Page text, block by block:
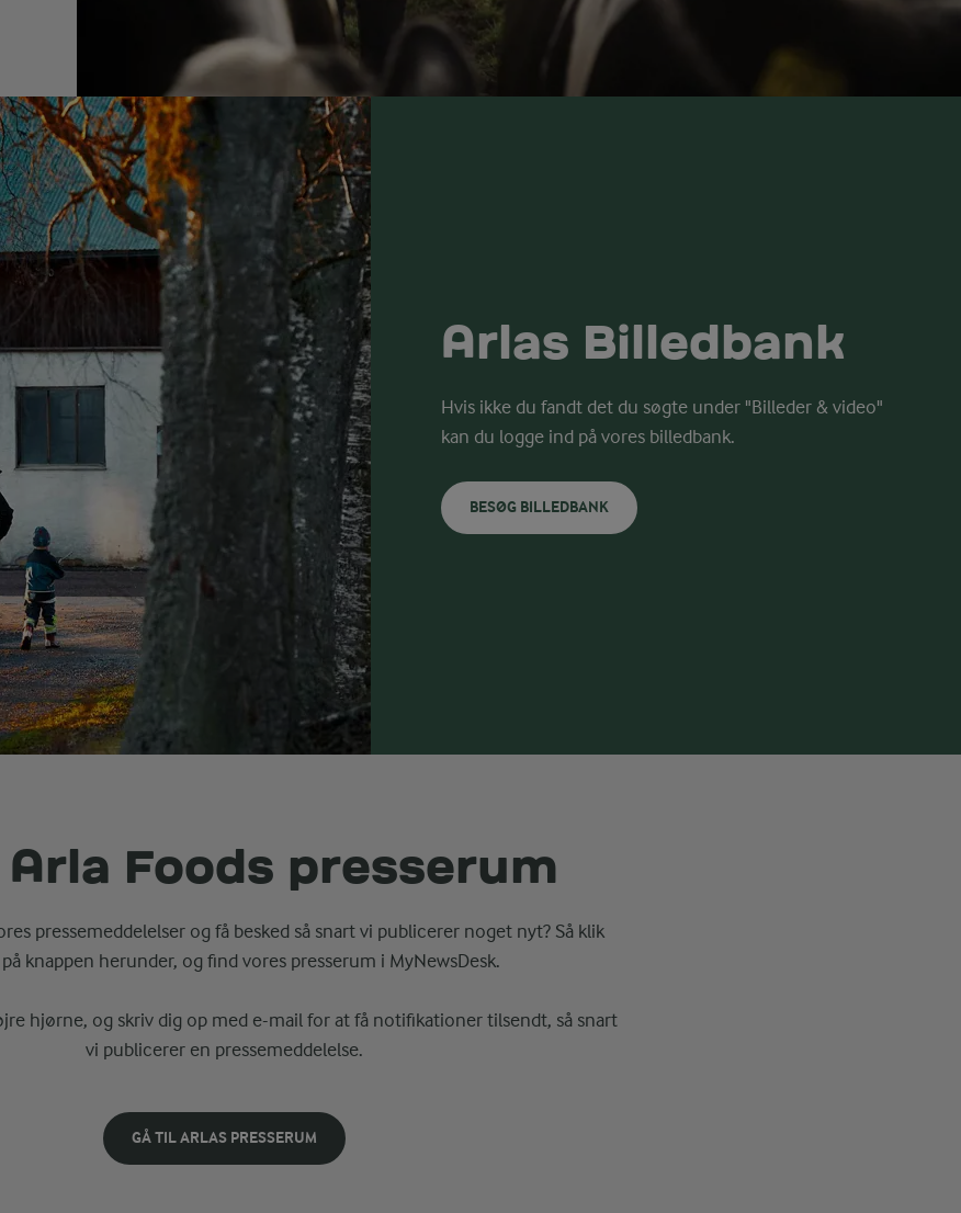
Arlas Billedbank
Hvis ikke du fandt det du søgte under "Billeder & video"
kan du logge ind på vores billedbank.
BESØG BILLEDBANK
Arla Foods presserum
pressemeddelelser og få besked så snart vi publicerer noget nyt? Så klik
knappen herunder, og find vores presserum i MyNewsDesk.
hjørne, og skriv dig op med e-mail for at få notifikationer tilsendt, så snart
vi publicerer en pressemeddelelse.
GÅ TIL ARLAS PRESSERUM